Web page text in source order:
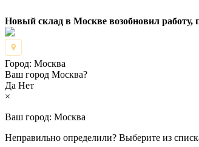
Новый склад в Москве возобновил работу,
Город: Москва
Ваш город Москва?
Да Нет
×
Ваш город: Москва
Неправильно определили? Выберите из